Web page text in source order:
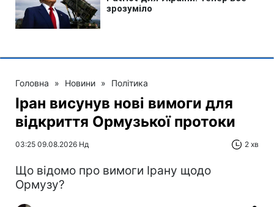
Головна » Новини » Політика
Іран висунув нові вимоги для
відкриття Ормузької протоки
03:25 09.08.2026 Нд 2 хв
Що відомо про вимоги Ірану щодо
Ормузу?